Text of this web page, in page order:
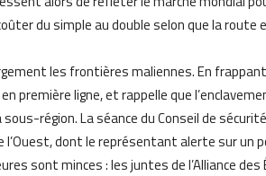
du simple au double selon que la route
les frontières maliennes. En frappant
première ligne, et rappelle que
région. La séance du Conseil de
l’Ouest, dont le représentant alerte sur un
sont minces : les juntes de l’Alliance